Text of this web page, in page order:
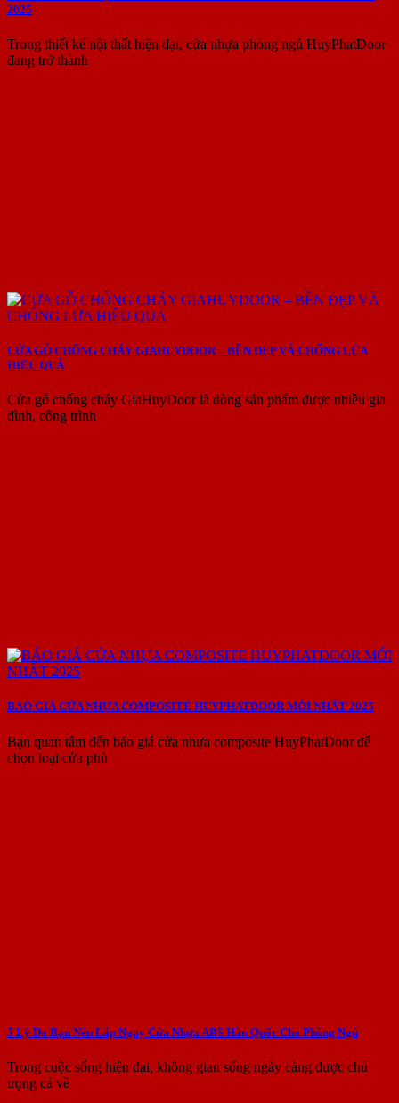
2025
Trong thiết kế nội thất hiện đại, cửa nhựa phòng ngủ HuyPhatDoor
đang trở thành
CỬA GỖ CHỐNG CHÁY GIAHUYDOOR – BỀN ĐẸP VÀ CHỐNG LỬA
HIỆU QUẢ
Cửa gỗ chống cháy GiaHuyDoor là dòng sản phẩm được nhiều gia
đình, công trình
BÁO GIÁ CỬA NHỰA COMPOSITE HUYPHATDOOR MỚI NHẤT 2025
Bạn quan tâm đến báo giá cửa nhựa composite HuyPhatDoor để
chọn loại cửa phù
5 Lý Do Bạn Nên Lắp Ngay Cửa Nhựa ABS Hàn Quốc Cho Phòng Ngủ
Trong cuộc sống hiện đại, không gian sống ngày càng được chú
trọng cả về